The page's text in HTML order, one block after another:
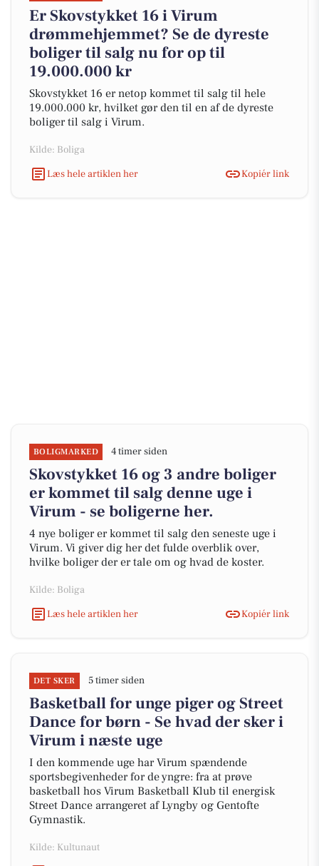
Er Skovstykket 16 i Virum
drømmehjemmet? Se de dyreste
boliger til salg nu for op til
19.000.000 kr
Skovstykket 16 er netop kommet til salg til hele
19.000.000 kr, hvilket gør den til en af de dyreste
boliger til salg i Virum.
Kilde: Boliga
Læs hele artiklen her
Kopiér link
BOLIGMARKED 4 timer siden
Skovstykket 16 og 3 andre boliger
er kommet til salg denne uge i
Virum - se boligerne her.
4 nye boliger er kommet til salg den seneste uge i
Virum. Vi giver dig her det fulde overblik over,
hvilke boliger der er tale om og hvad de koster.
Kilde: Boliga
Læs hele artiklen her
Kopiér link
DET SKER 5 timer siden
Basketball for unge piger og Street
Dance for børn - Se hvad der sker i
Virum i næste uge
I den kommende uge har Virum spændende
sportsbegivenheder for de yngre: fra at prøve
basketball hos Virum Basketball Klub til energisk
Street Dance arrangeret af Lyngby og Gentofte
Gymnastik.
Kilde: Kultunaut